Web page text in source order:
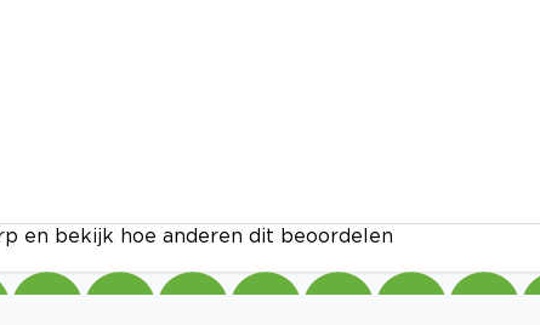
en bekijk hoe anderen dit beoordelen